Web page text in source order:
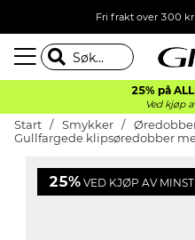
Fri frakt over 300 kr
25% på
Ved kjøp
Start Smykker
Gullfargede klipsøredobber
25% VED KJØP AV